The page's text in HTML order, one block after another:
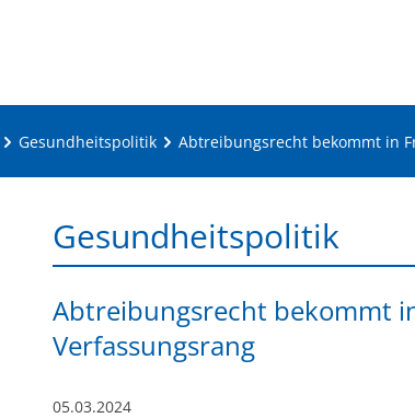
Gesundheitspolitik Abtreibungsrecht bekommt in
Gesundheitspolitik
Abtreibungsrecht bekommt
Verfassungsrang
05.03.2024